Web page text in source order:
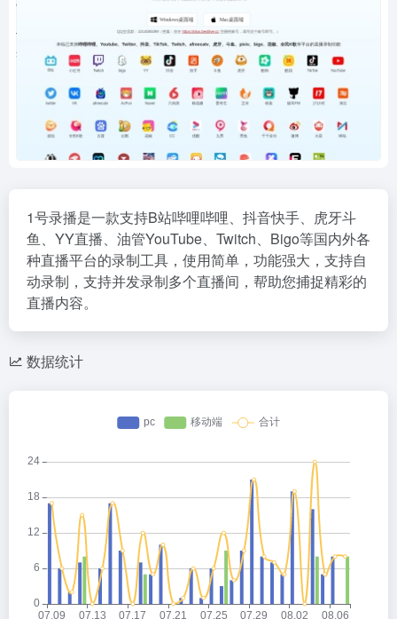
1号录播是一款支持B站哔哩哔哩、抖音快手、虎牙斗
鱼、YY直播、油管YouTube、Twitch、Bigo等国内外各
种直播平台的录制工具，使用简单，功能强大，支持自
动录制，支持并发录制多个直播间，帮助您捕捉精彩的
直播内容。
数据统计